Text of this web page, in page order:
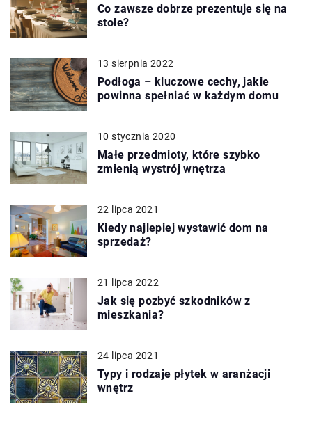
Co zawsze dobrze prezentuje się na
stole?
13 sierpnia 2022
Podłoga – kluczowe cechy, jakie
powinna spełniać w każdym domu
10 stycznia 2020
Małe przedmioty, które szybko
zmienią wystrój wnętrza
22 lipca 2021
Kiedy najlepiej wystawić dom na
sprzedaż?
21 lipca 2022
Jak się pozbyć szkodników z
mieszkania?
24 lipca 2021
Typy i rodzaje płytek w aranżacji
wnętrz